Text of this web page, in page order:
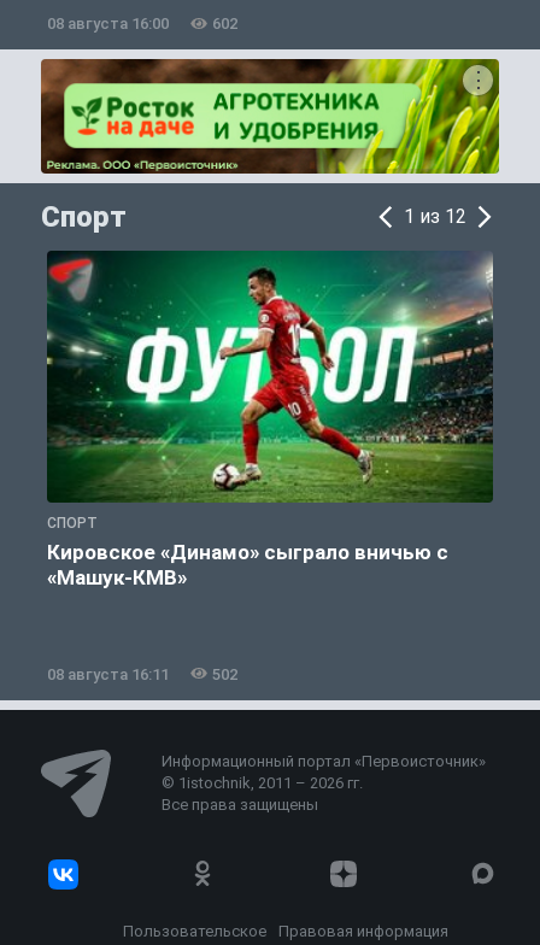
08 августа 16:00 602
Спорт 1 из 12
СПОРТ
Кировское «Динамо» сыграло вничью с
«Машук-КМВ»
08 августа 16:11 502
Информационный портал «Первоисточник»
© 1istochnik, 2011 – 2026 гг.
Все права защищены
Пользовательское
Правовая информация